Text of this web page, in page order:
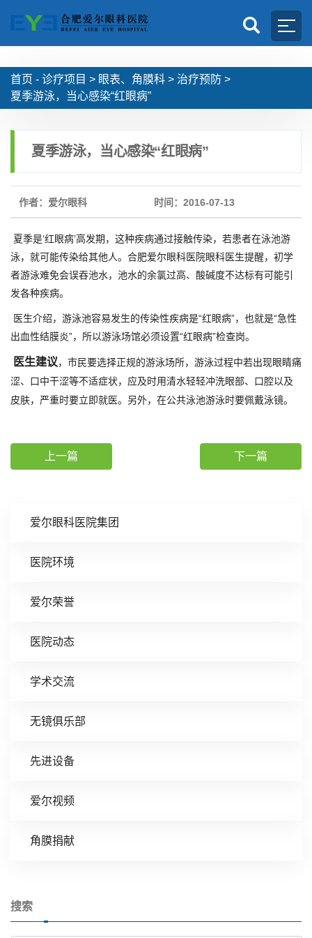
首页 - 诊疗项目 > 眼表、角膜科 > 治疗预防 >
夏季游泳，当心感染“红眼病”
爱尔眼科医院集团
医院环境
爱尔荣誉
医院动态
学术交流
无镜俱乐部
先进设备
爱尔视频
角膜捐献
搜索
夏季游泳，当心感染“红眼病”
作者：爱尔眼科 时间：2016-07-13
夏季是‘红眼病’高发期，这种疾病通过接触传染，若患者在泳池游
泳，就可能传染给其他人。合肥爱尔眼科医院眼科医生提醒，初学
者游泳难免会误吞池水，池水的余氯过高、酸碱度不达标有可能引
发各种疾病。
医生介绍，游泳池容易发生的传染性疾病是“红眼病”，也就是“急性
出血性结膜炎”，所以游泳场馆必须设置“红眼病”检查岗。
医生建议，市民要选择正规的游泳场所，游泳过程中若出现眼睛痛
涩、口中干涩等不适症状，应及时用清水轻轻冲洗眼部、口腔以及
皮肤，严重时要立即就医。另外，在公共泳池游泳时要佩戴泳镜。
上一篇 下一篇